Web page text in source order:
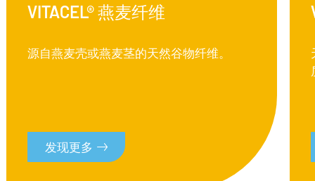
VITACEL® 燕麦纤维
源自燕麦壳或燕麦茎的天然谷物纤维。
发现更多